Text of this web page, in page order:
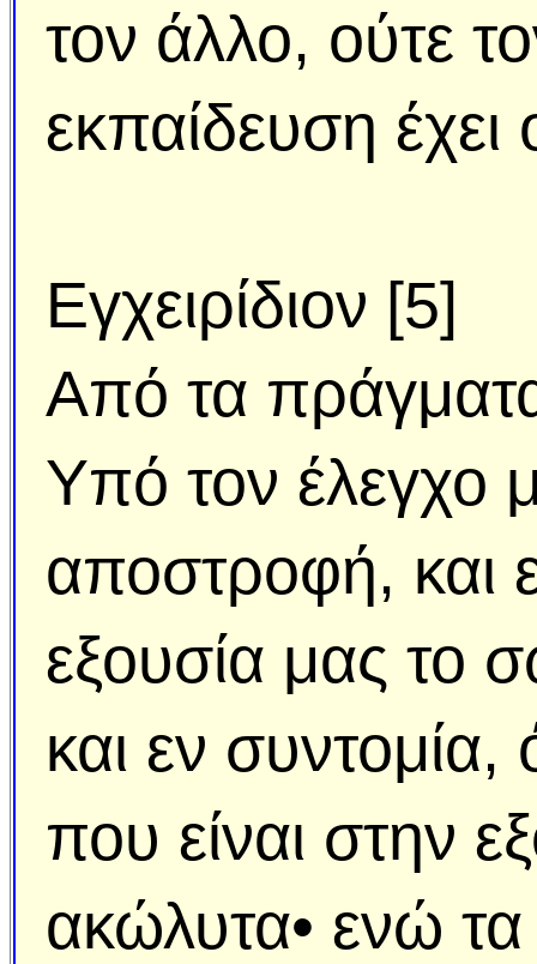
τον άλλο, ούτε
εκπαίδευση
Εγχειρίδιον [5]
Από τα πράγματα
Υπό τον έλεγχο
αποστροφή, και
εξουσία μας το
και εν
που είναι στην
ακώλυτα• ενώ τα